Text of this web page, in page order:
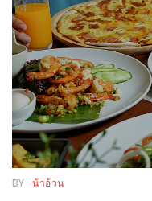
เอ่ย
อร่อย
ที่สุด?
งาน
แฟร์
เรื่อง
บ้าน
BY น้าอ้วน